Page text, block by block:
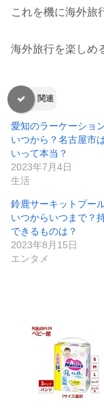
これを機に海外旅
海外旅行を楽しめ
関連
愛知のラーケーショ
いつから？名古屋市
いって本当？
2023年7月4日
生活
鈴鹿サーキットプー
いつからいつまで？
できるものは？
2023年8月15日
エンタメ